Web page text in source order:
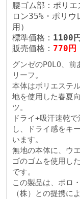
腰ゴム部：ポリエ
ロン35%・ポリウ
用）
標準価格： 1100円
販売価格： 770円
グンゼのPOLO、
リーフ。
本体はポリエステ
地を使用した春夏
ツ。
ドライ+吸汗速乾
し、ドライ感をキ
います。
無地の本体に、ウ
ゴのゴムを使用し
です。
この製品は、ポロ
（株）との提携に